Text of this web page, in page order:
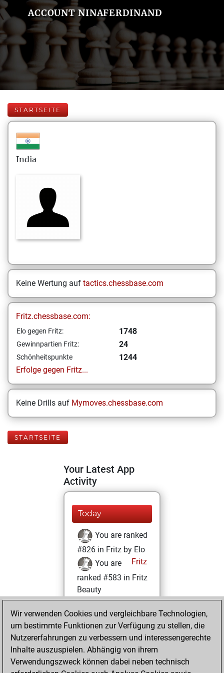
ACCOUNT NINAFERDINAND
STARTSEITE
India
Keine Wertung auf tactics.chessbase.com
Fritz.chessbase.com:
Elo gegen Fritz: 1748
Gewinnpartien Fritz: 24
Schönheitspunkte
1244
Erfolge gegen Fritz...
Keine Drills auf Mymoves.chessbase.com
STARTSEITE
Your Latest App
Activity
Today
You are ranked
#826 in Fritz by Elo
Fritz
You are
ranked #583 in Fritz
Beauty
Dienstag, April 19,
2022
You won
against Fritz
Fritz
Wir verwenden Cookies und vergleichbare Technologien,
um bestimmte Funktionen zur Verfügung zu stellen, die
Nutzererfahrungen zu verbessern und interessengerechte
Inhalte auszuspielen. Abhängig von ihrem
Verwendungszweck können dabei neben technisch